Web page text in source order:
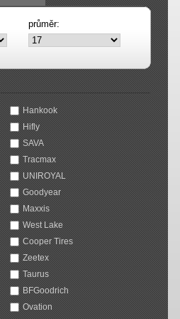
průměr:
Hankook
Hifly
SAVA
Tracmax
UNIROYAL
Goodyear
Maxxis
West Lake
Cooper Tires
Zeetex
Taurus
BFGoodrich
Ovation